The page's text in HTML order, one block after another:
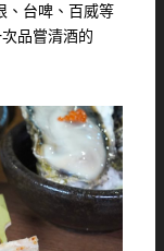
、台啤、百威等
品嘗清酒的